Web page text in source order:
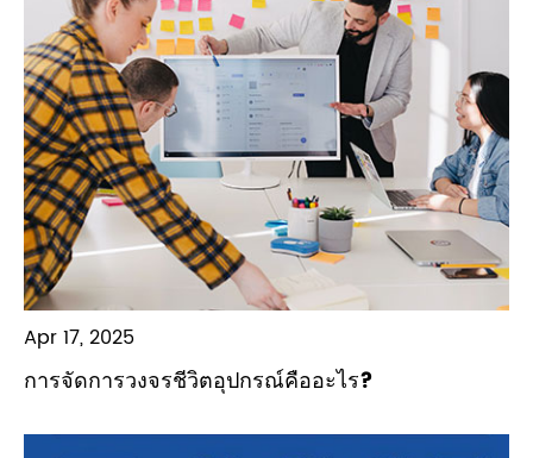
Apr 17, 2025
การจัดการวงจรชีวิตอุปกรณ์คืออะไร?